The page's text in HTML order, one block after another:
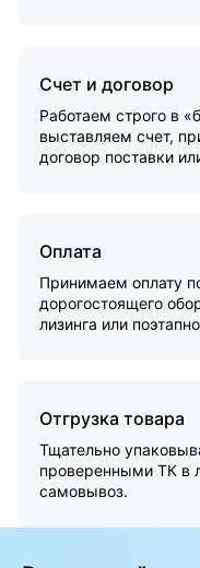
Счет и договор
Работаем строго в
выставляем счет,
договор поставки
Оплата
Принимаем оплату
дорогостоящего
лизинга или
Отгрузка товара
Тщательно
проверенными ТК в
самовывоз.